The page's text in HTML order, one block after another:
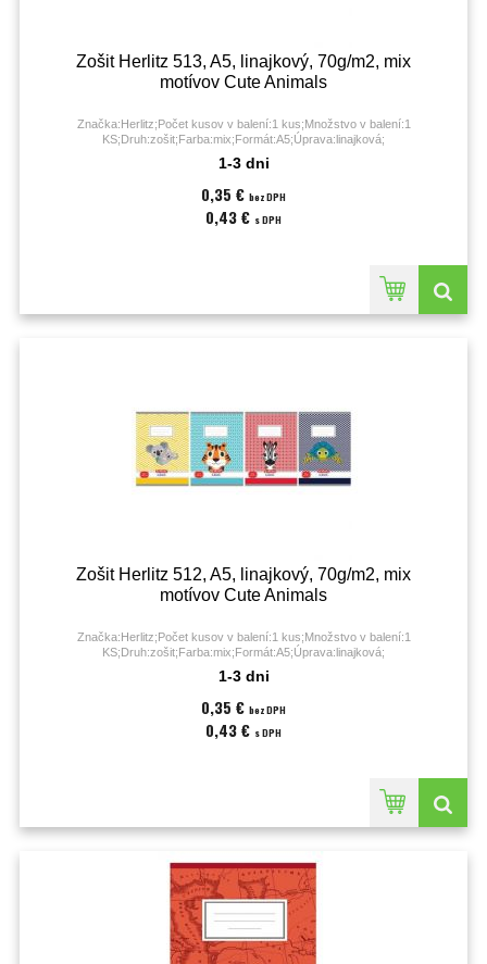
Zošit Herlitz 513, A5, linajkový, 70g/m2, mix
motívov Cute Animals
Značka:Herlitz;Počet kusov v balení:1 kus;Množstvo v balení:1
KS;Druh:zošit;Farba:mix;Formát:A5;Úprava:linajková;
1-3 dni
0,35 € bez DPH
0,43 € s DPH
Zošit Herlitz 512, A5, linajkový, 70g/m2, mix
motívov Cute Animals
Značka:Herlitz;Počet kusov v balení:1 kus;Množstvo v balení:1
KS;Druh:zošit;Farba:mix;Formát:A5;Úprava:linajková;
1-3 dni
0,35 € bez DPH
0,43 € s DPH